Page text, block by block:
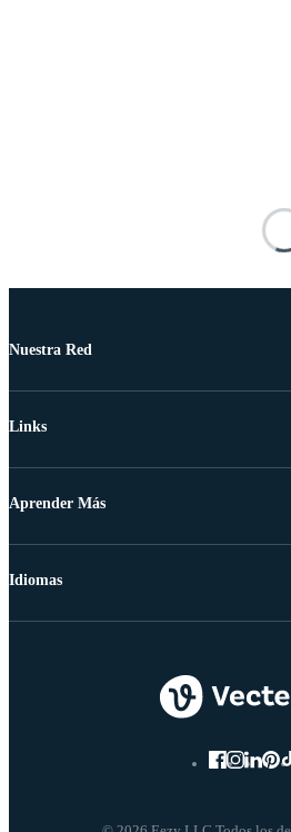
Nuestra Red
Links
Aprender Más
Idiomas